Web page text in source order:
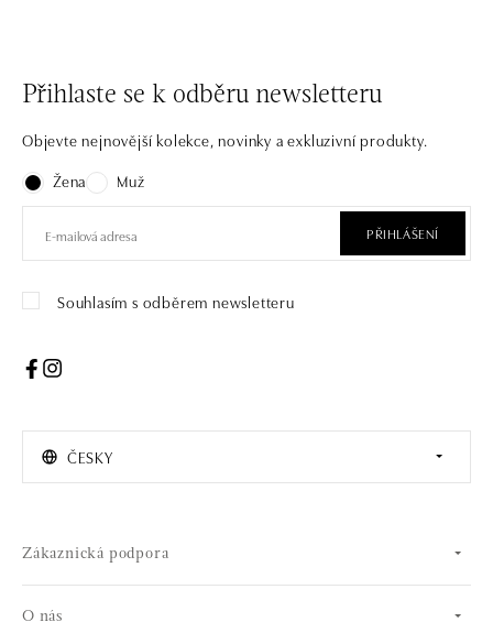
Přihlaste se k odběru newsletteru
Objevte nejnovější kolekce, novinky a exkluzivní produkty.
Žena
Muž
PŘIHLÁŠENÍ
Souhlasím s odběrem newsletteru
ČESKY
Zákaznická podpora
O nás